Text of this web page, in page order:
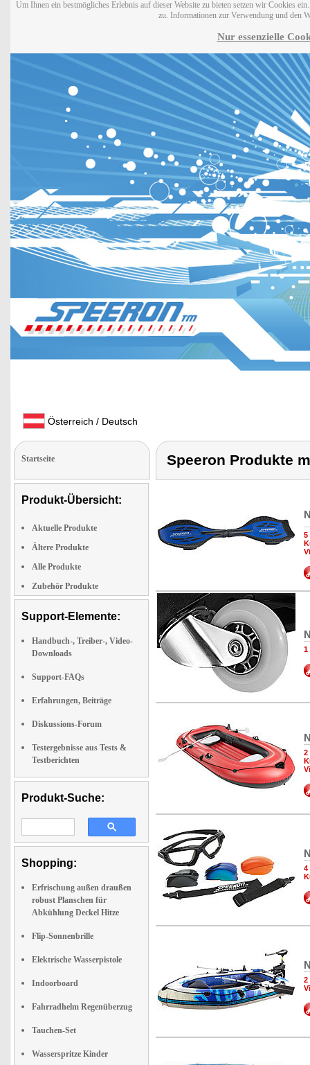
Um Ihnen ein bestmögliches Erlebnis auf dieser Website zu bieten setzen wir Cookies
zu. Informationen zur Verwendung und den
Nur essenzielle
Österreich / Deutsch
Startseite
Produkt-Übersicht:
Aktuelle Produkte
Ältere Produkte
Alle Produkte
Zubehör Produkte
Support-Elemente:
Handbuch-, Treiber-, Video-
Downloads
Support-FAQs
Erfahrungen, Beiträge
Diskussions-Forum
Testergebnisse aus Tests &
Testberichten
Produkt-Suche:
Shopping:
Erfrischung außen draußen
robust Planschen für
Abkühlung Deckel Hitze
Flip-Sonnenbrille
Elektrische Wasserpistole
Indoorboard
Fahrradhelm Regenüberzug
Tauchen-Set
Wasserspritze Kinder
Speeron Produkte
5
1
2
4
2